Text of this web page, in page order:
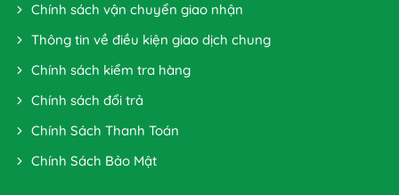
Chính sách vận chuyển giao nhận
Thông tin về điều kiện giao dịch chung
Chính sách kiểm tra hàng
Chính sách đổi trả
Chính Sách Thanh Toán
Chính Sách Bảo Mật